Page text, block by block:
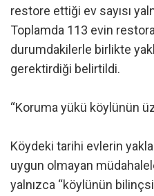
restore ettiği ev sayısı
Toplamda 113 evin
durumdakilerle birlikte
gerektirdiği belirtildi.
“Koruma yükü köylünün
Köydeki tarihi evlerin
uygun olmayan
yalnızca “köylünün